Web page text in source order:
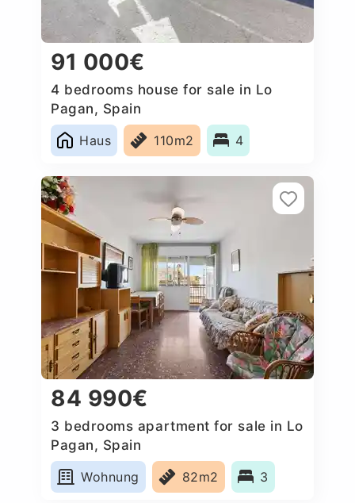
91 000€
4 bedrooms house for sale in Lo
Pagan, Spain
Haus
110m2 4
84 990€
3 bedrooms apartment for sale in Lo
Pagan, Spain
Wohnung
82m2 3